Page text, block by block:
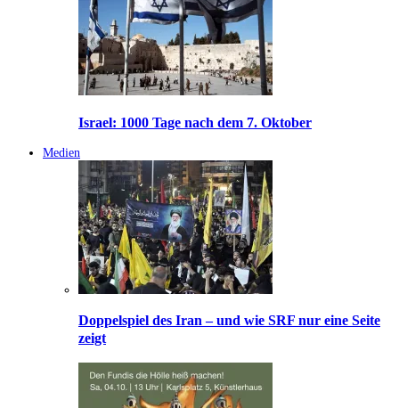
Israel: 1000 Tage nach dem 7. Oktober
Medien
Doppelspiel des Iran – und wie SRF nur eine Seite
zeigt